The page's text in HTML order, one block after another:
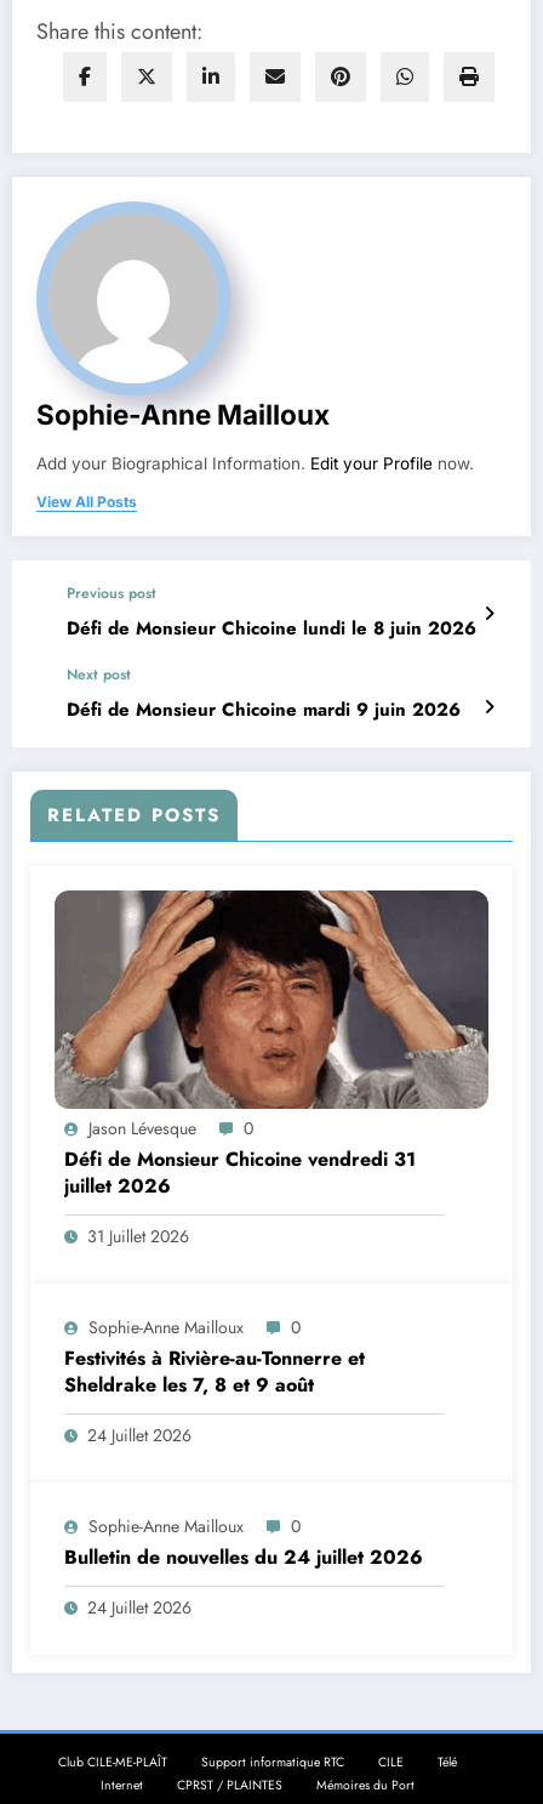
Share this content:
Sophie-Anne Mailloux
Add your Biographical Information. Edit your Profile now.
View All Posts
Previous post
Défi de Monsieur Chicoine lundi le 8 juin 2026
Next post
Défi de Monsieur Chicoine mardi 9 juin 2026
RELATED POSTS
Jason Lévesque 0
Défi de Monsieur Chicoine vendredi 31
juillet 2026
31 Juillet 2026
Sophie-Anne Mailloux 0
Festivités à Rivière-au-Tonnerre et
Sheldrake les 7, 8 et 9 août
24 Juillet 2026
Sophie-Anne Mailloux 0
Bulletin de nouvelles du 24 juillet 2026
24 Juillet 2026
Club CILE-ME-PLAÎT Support informatique RTC CILE
Télé
Internet
CPRST / PLAINTES Mémoires du Port